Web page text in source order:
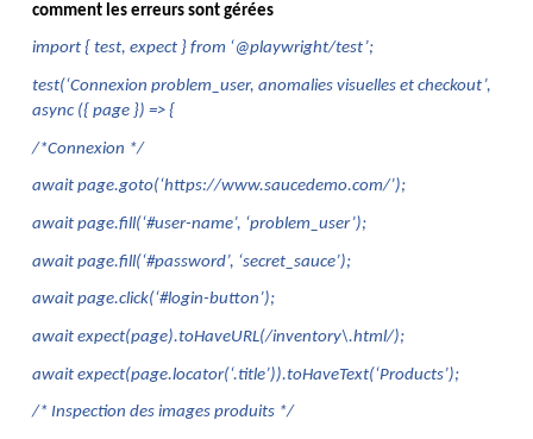
comment les erreurs sont gérées
import { test, expect } from ‘@playwright/test’;
test(‘Connexion problem_user, anomalies visuelles et checkout’,
async ({ page }) => {
/*Connexion */
await page.goto(‘https://www.saucedemo.com/’);
await page.fill(‘#user-name’, ‘problem_user’);
await page.fill(‘#password’, ‘secret_sauce’);
await page.click(‘#login-button’);
await expect(page).toHaveURL(/inventory\.html/);
await expect(page.locator(‘.title’)).toHaveText(‘Products’);
/* Inspection des images produits */